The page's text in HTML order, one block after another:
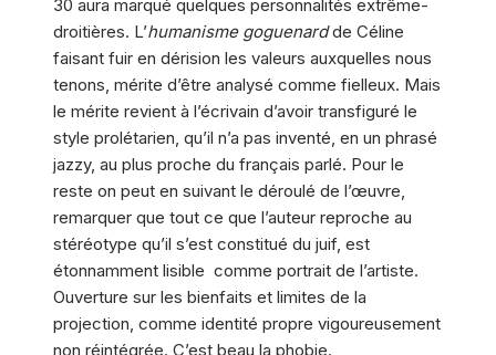
30 aura marqué quelques personnalités extrême-
droitières. L’humanisme goguenardde Céline
faisant fuir en dérision les valeurs auxquelles nous
tenons, mérite d’être analysé comme fielleux. Mais
le mérite revient à l’écrivain d’avoir transfiguré le
style prolétarien, qu’il n’a pas inventé, en un phrasé
jazzy, au plus proche du français parlé. Pour le
reste on peut en suivant le déroulé de l’œuvre,
remarquer que tout ce que l’auteur reproche au
stéréotype qu’il s’est constitué du juif, est
étonnamment lisible comme portrait de l’artiste.
Ouverture sur les bienfaits et limites de la
projection, comme identité propre vigoureusement
non réintégrée. C’est beau la phobie.